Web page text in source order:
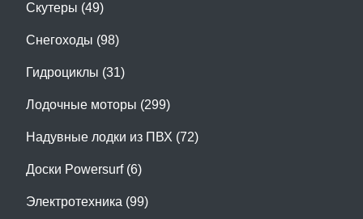
Скутеры (49)
Снегоходы (98)
Гидроциклы (31)
Лодочные моторы (299)
Надувные лодки из ПВХ (72)
Доски Powersurf (6)
Электротехника (99)